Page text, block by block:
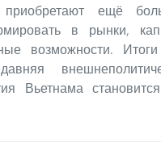
ещё
в рынки,
возможности.
Вьетнама